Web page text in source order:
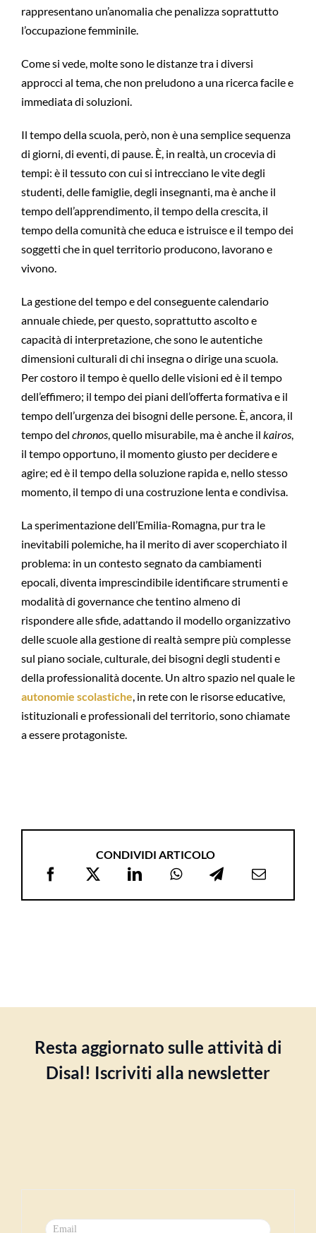
rappresentano un’anomalia che penalizza soprattutto
l’occupazione femminile.
Come si vede, molte sono le distanze tra i diversi
approcci al tema, che non preludono a una ricerca facile e
immediata di soluzioni.
Il tempo della scuola, però, non è una semplice sequenza
di giorni, di eventi, di pause. È, in realtà, un crocevia di
tempi: è il tessuto con cui si intrecciano le vite degli
studenti, delle famiglie, degli insegnanti, ma è anche il
tempo dell’apprendimento, il tempo della crescita, il
tempo della comunità che educa e istruisce e il tempo dei
soggetti che in quel territorio producono, lavorano e
vivono.
La gestione del tempo e del conseguente calendario
annuale chiede, per questo, soprattutto ascolto e
capacità di interpretazione, che sono le autentiche
dimensioni culturali di chi insegna o dirige una scuola.
Per costoro il tempo è quello delle visioni ed è il tempo
dell’effimero; il tempo dei piani dell’offerta formativa e il
tempo dell’urgenza dei bisogni delle persone. È, ancora, il
tempo del chronos, quello misurabile, ma è anche il kairos,
il tempo opportuno, il momento giusto per decidere e
agire; ed è il tempo della soluzione rapida e, nello stesso
momento, il tempo di una costruzione lenta e condivisa.
La sperimentazione dell’Emilia-Romagna, pur tra le
inevitabili polemiche, ha il merito di aver scoperchiato il
problema: in un contesto segnato da cambiamenti
epocali, diventa imprescindibile identificare strumenti e
modalità di governance che tentino almeno di
rispondere alle sfide, adattando il modello organizzativo
delle scuole alla gestione di realtà sempre più complesse
sul piano sociale, culturale, dei bisogni degli studenti e
della professionalità docente. Un altro spazio nel quale le
autonomie scolastiche, in rete con le risorse educative,
istituzionali e professionali del territorio, sono chiamate
a essere protagoniste.
CONDIVIDI ARTICOLO
Resta aggiornato sulle attività di
Disal! Iscriviti alla newsletter